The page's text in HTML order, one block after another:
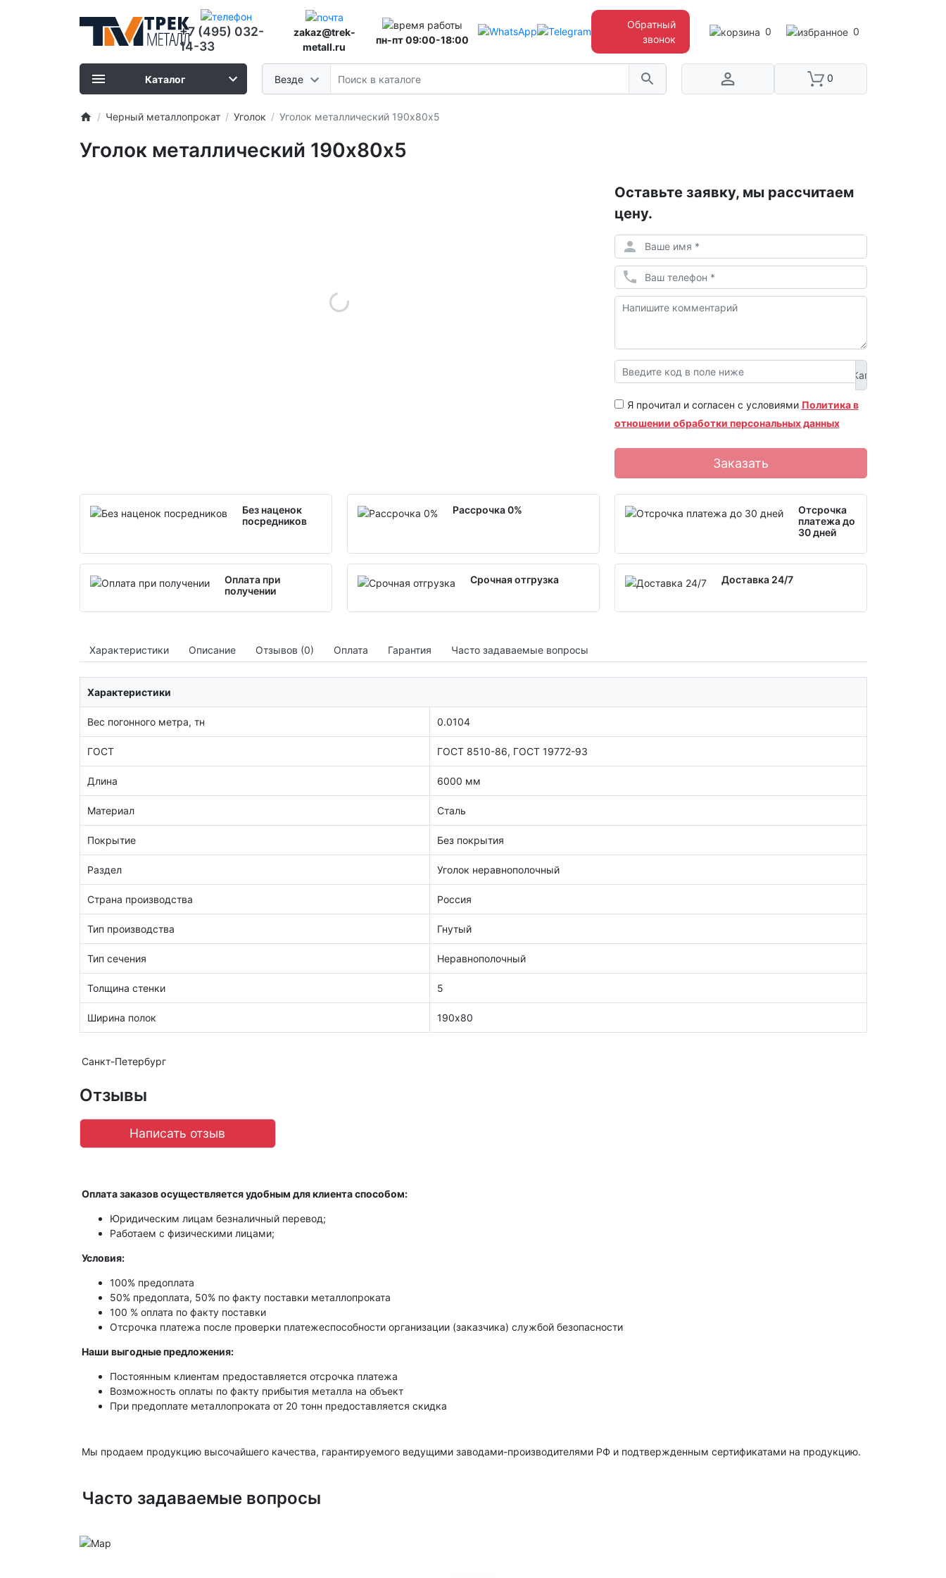
0 0
+7 (495) 032-
14-33
zakaz@trek-
metall.ru
пн-пт 09:00-18:00
Обратный
звонок
Везде 0
Каталог
Черный металлопрокат Уголок Уголок металлический 190х80х5
Уголок металлический 190х80х5
Оставьте заявку, мы рассчитаем
цену.
Я прочитал и согласен с условиями Политика в
отношении обработки персональных данных
Заказать
Без наценок
посредников
Рассрочка 0%
Отсрочка
платежа до
30 дней
Оплата при
получении
Срочная отгрузка Доставка 24/7
Характеристики Описание Отзывов (0) Оплата Гарантия Часто задаваемые вопросы
Характеристики
Вес погонного метра, тн 0.0104
ГОСТ ГОСТ 8510-86, ГОСТ 19772-93
Длина 6000 мм
Материал Сталь
Покрытие Без покрытия
Раздел Уголок неравнополочный
Страна производства Россия
Тип производства Гнутый
Тип сечения Неравнополочный
Толщина стенки 5
Ширина полок 190х80
Санкт-Петербург
Отзывы
Написать отзыв
Оплата заказов осуществляется удобным для клиента способом:
Юридическим лицам безналичный перевод;
Работаем с физическими лицами;
Условия:
100% предоплата
50% предоплата, 50% по факту поставки металлопроката
100 % оплата по факту поставки
Отсрочка платежа после проверки платежеспособности организации (заказчика) службой безопасности
Наши выгодные предложения:
Постоянным клиентам предоставляется отсрочка платежа
Возможность оплаты по факту прибытия металла на объект
При предоплате металлопроката от 20 тонн предоставляется скидка
Мы продаем продукцию высочайшего качества, гарантируемого ведущими заводами-производителями РФ и подтвержденным сертификатами на продукцию.
Часто задаваемые вопросы